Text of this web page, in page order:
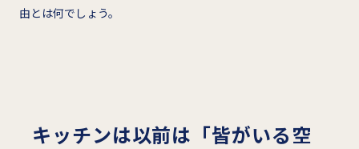
由とは何でしょう。
キッチンは以前は「皆がいる空